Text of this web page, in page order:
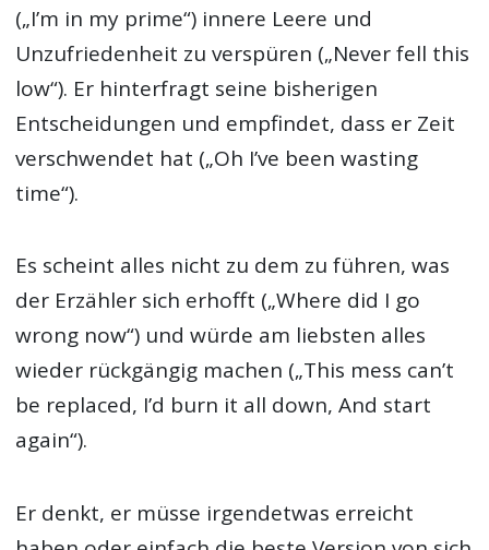
(„I’m in my prime“) innere Leere und
Unzufriedenheit zu verspüren („Never fell this
low“). Er hinterfragt seine bisherigen
Entscheidungen und empfindet, dass er Zeit
verschwendet hat („Oh I’ve been wasting
time“).
Es scheint alles nicht zu dem zu führen, was
der Erzähler sich erhofft („Where did I go
wrong now“) und würde am liebsten alles
wieder rückgängig machen („This mess can’t
be replaced, I’d burn it all down, And start
again“).
Er denkt, er müsse irgendetwas erreicht